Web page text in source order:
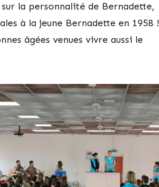
la personnalité de Bernadette,
à la jeune Bernadette en 1958 !
âgées venues vivre aussi le